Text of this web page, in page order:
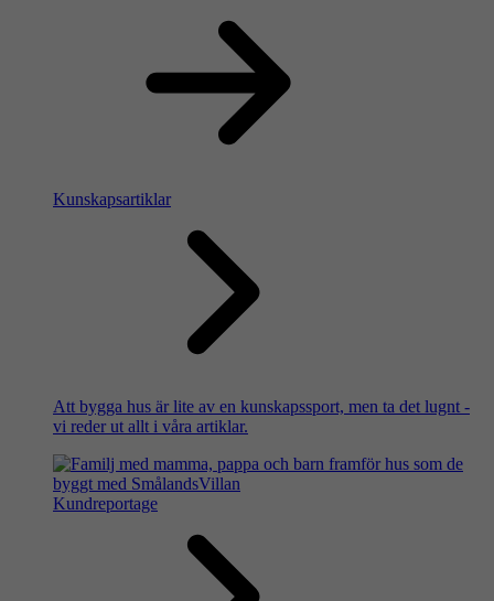
Kunskapsartiklar
Att bygga hus är lite av en kunskapssport, men ta det lugnt -
vi reder ut allt i våra artiklar.
Kundreportage